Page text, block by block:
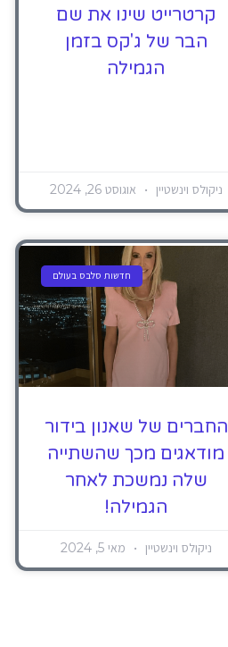
קרטרייט שינו את שם
הבר של ג'קס בזמן
הגמילה
ניקולס וינשטיין אוגוסט 26, 2024
חדשות סלבס בעולם
החברים של שאנון בידור
מודאגים מכך שהשתייה
שלה נמשכת לאחר
הגמילה!
ניקולס וינשטיין מאי 5, 2024